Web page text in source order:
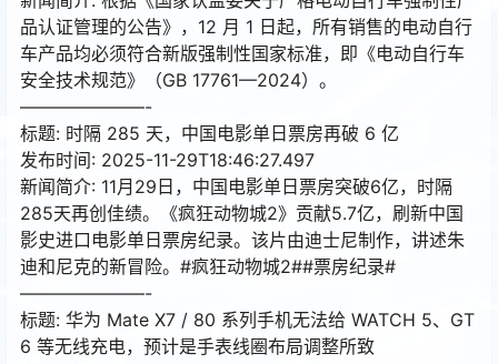
品认证管理的公告》，12 月 1 日起，所有销售的电动自行
车产品均必须符合新版强制性国家标准，即《电动自行车
安全技术规范》（GB 17761—2024）。
———————-
标题: 时隔 285 天，中国电影单日票房再破 6 亿
发布时间: 2025-11-29T18:46:27.497
新闻简介: 11月29日，中国电影单日票房突破6亿，时隔
285天再创佳绩。《疯狂动物城2》贡献5.7亿，刷新中国
影史进口电影单日票房纪录。该片由迪士尼制作，讲述朱
迪和尼克的新冒险。#疯狂动物城2##票房纪录#
———————-
标题: 华为 Mate X7 / 80 系列手机无法给 WATCH 5、GT
6 等无线充电，预计是手表线圈布局调整所致